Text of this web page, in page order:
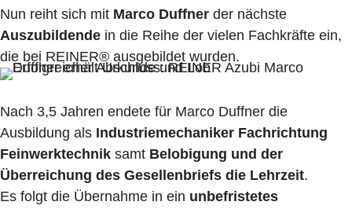
Nun reiht sich mit Marco Duffner der nächste
Auszubildende in die Reihe der vielen Fachkräfte ein,
die bei REINER® ausgebildet wurden.
Nach 3,5 Jahren endete für Marco Duffner die
Ausbildung als Industriemechaniker Fachrichtung
Feinwerktechnik samt Belobigung und der
Überreichung des Gesellenbriefs die Lehrzeit.
Es folgt die Übernahme in ein unbefristetes